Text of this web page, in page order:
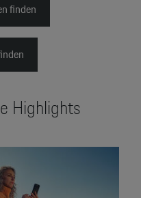
finden
Highlights